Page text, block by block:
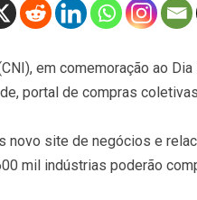
em comemoração ao
portal de compras
novo site de negócios e
mil indústrias poderão